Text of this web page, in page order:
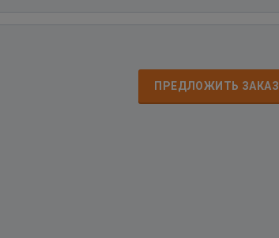
ПРЕДЛОЖИТЬ ЗАКАЗ